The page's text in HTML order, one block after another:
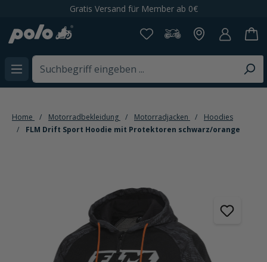
Gratis Versand für Member ab 0€
Home Motorradbekleidung Motorradjacken
Hoodies
FLM Drift Sport Hoodie mit Protektoren schwarz/orange